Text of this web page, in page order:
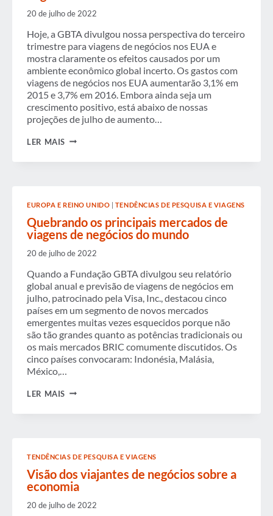
20 de julho de 2022
Hoje, a GBTA divulgou nossa perspectiva do terceiro
trimestre para viagens de negócios nos EUA e
mostra claramente os efeitos causados por um
ambiente econômico global incerto. Os gastos com
viagens de negócios nos EUA aumentarão 3,1% em
2015 e 3,7% em 2016. Embora ainda seja um
crescimento positivo, está abaixo de nossas
projeções de julho de aumento…
LER MAIS CRESCIMENTO
NOS
EUA
DESACELERA
EM
EUROPA E REINO UNIDO | TENDÊNCIAS DE PESQUISA E VIAGENS
Quebrando os principais mercados de
viagens de negócios do mundo
20 de julho de 2022
Quando a Fundação GBTA divulgou seu relatório
global anual e previsão de viagens de negócios em
julho, patrocinado pela Visa, Inc., destacou cinco
países em um segmento de novos mercados
emergentes muitas vezes esquecidos porque não
são tão grandes quanto as potências tradicionais ou
os mais mercados BRIC comumente discutidos. Os
cinco países convocaram: Indonésia, Malásia,
México,…
LER MAIS QUEBRANDO
NEGÓCIOS
DO
MUNDO
TENDÊNCIAS DE PESQUISA E VIAGENS
Visão dos viajantes de negócios sobre a
economia
20 de julho de 2022